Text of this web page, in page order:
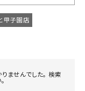
甲子園店
ませんでした。 検索